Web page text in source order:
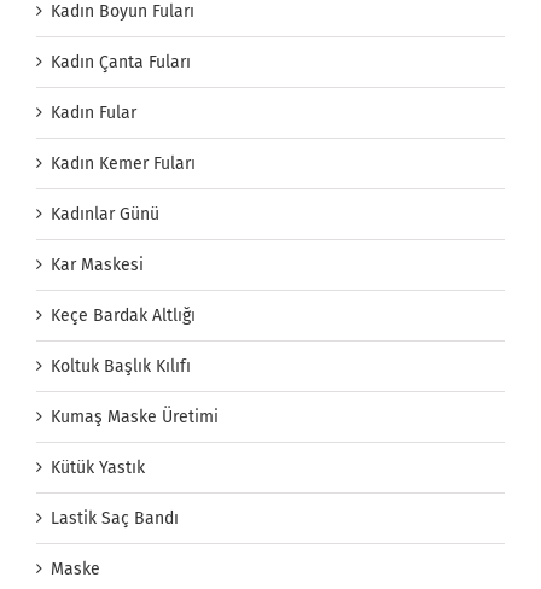
Kadın Boyun Fuları
Kadın Çanta Fuları
Kadın Fular
Kadın Kemer Fuları
Kadınlar Günü
Kar Maskesi
Keçe Bardak Altlığı
Koltuk Başlık Kılıfı
Kumaş Maske Üretimi
Kütük Yastık
Lastik Saç Bandı
Maske